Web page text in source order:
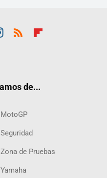
de...
MotoGP
Seguridad
Zona de Pruebas
Yamaha